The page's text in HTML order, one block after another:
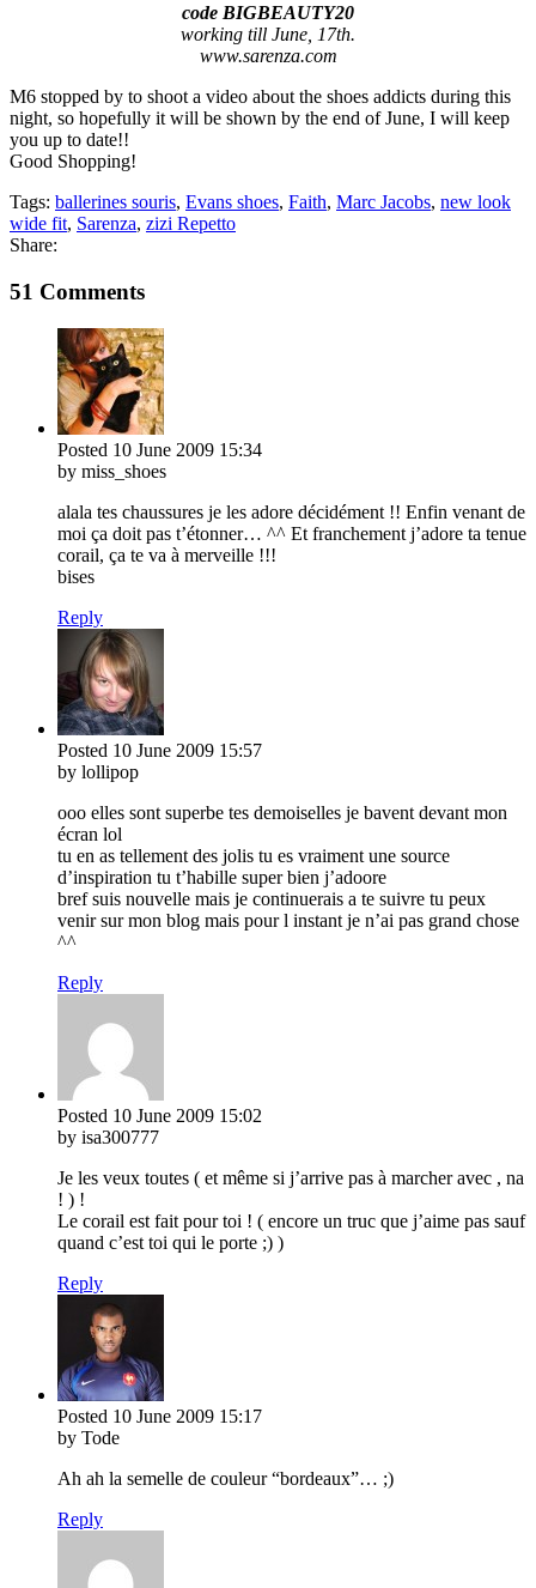
code BIGBEAUTY20
working till June, 17th.
www.sarenza.com
M6 stopped by to shoot a video about the shoes addicts during this
night, so hopefully it will be shown by the end of June, I will keep
you up to date!!
Good Shopping!
Tags: ballerines souris, Evans shoes, Faith, Marc Jacobs, new look
wide fit, Sarenza, zizi Repetto
Share:
51 Comments
Posted 10 June 2009 15:34
by miss_shoes
alala tes chaussures je les adore décidément !! Enfin venant de
moi ça doit pas t’étonner… ^^ Et franchement j’adore ta tenue
corail, ça te va à merveille !!!
bises
Reply
Posted 10 June 2009 15:57
by lollipop
ooo elles sont superbe tes demoiselles je bavent devant mon
écran lol
tu en as tellement des jolis tu es vraiment une source
d’inspiration tu t’habille super bien j’adoore
bref suis nouvelle mais je continuerais a te suivre tu peux
venir sur mon blog mais pour l instant je n’ai pas grand chose
^^
Reply
Posted 10 June 2009 15:02
by isa300777
Je les veux toutes ( et même si j’arrive pas à marcher avec , na
! ) !
Le corail est fait pour toi ! ( encore un truc que j’aime pas sauf
quand c’est toi qui le porte ;) )
Reply
Posted 10 June 2009 15:17
by Tode
Ah ah la semelle de couleur “bordeaux”… ;)
Reply